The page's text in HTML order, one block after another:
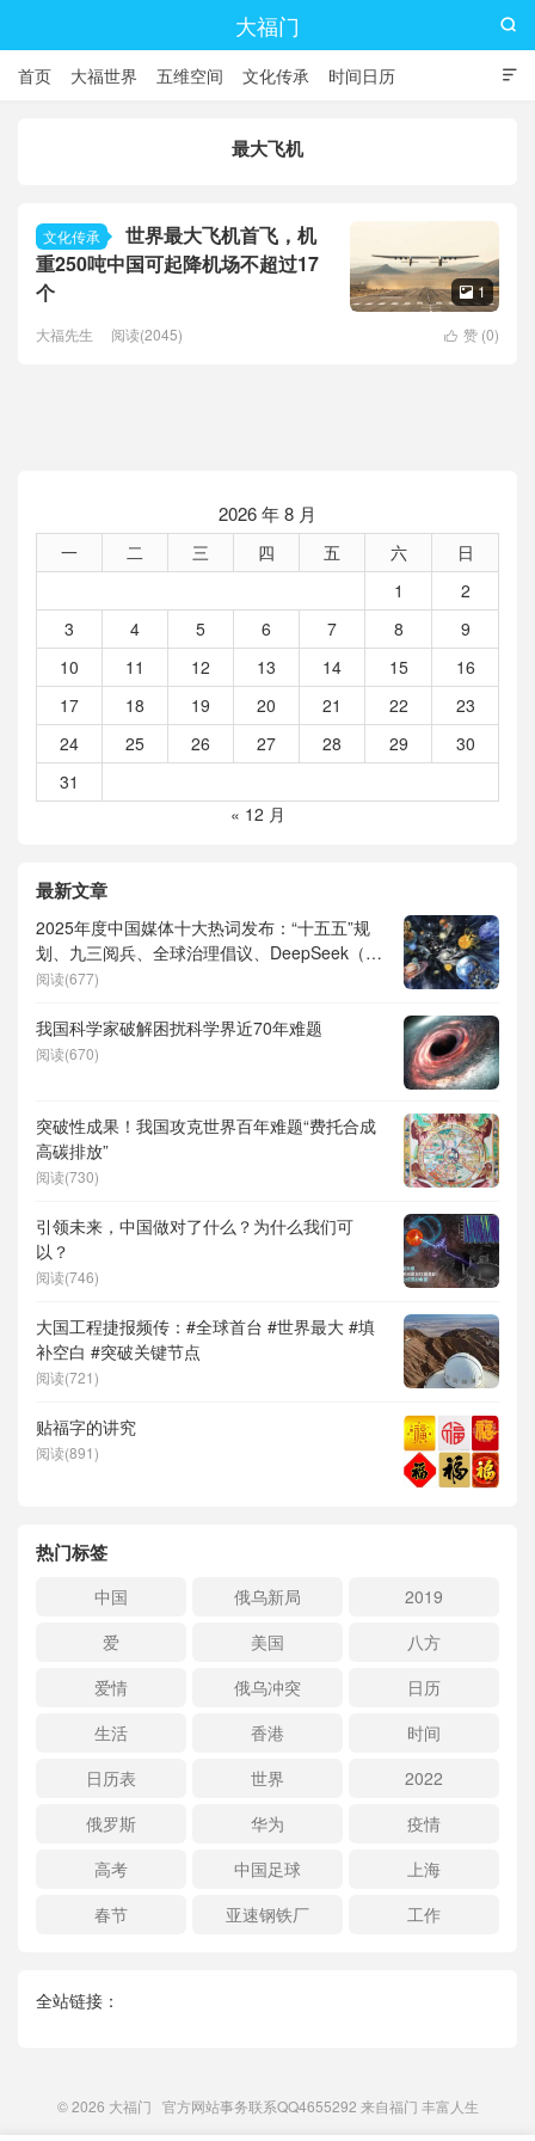
大福门

首页 大福世界 五维空间 文化传承 时间日历

最大飞机
文化传承
世界最大飞机首飞，机
重250吨中国可起降机场不超过17
个
 1
 赞 (0)
大福先生 阅读(2045)
2026 年 8 月
一 二 三 四 五 六
日
1
2
3
4 5 6 7 8
9
10
11 12 13 14 15
16
17
18 19 20 21 22
23
24
25 26 27 28 29
30
31
« 12 月
最新文章
2025年度中国媒体十大热词发布：“十五五”规
划、九三阅兵、全球治理倡议、DeepSeek（深
度求索）、人形机器人、苏超、票根经济、育
阅读(677)
我国科学家破解困扰科学界近70年难题
阅读(670)
突破性成果！我国攻克世界百年难题“费托合成
高碳排放”
阅读(730)
引领未来，中国做对了什么？为什么我们可
以？
阅读(746)
大国工程捷报频传：#全球首台 #世界最大 #填
补空白 #突破关键节点
阅读(721)
贴福字的讲究
阅读(891)
热门标签
中国 俄乌新局
2019
爱
美国
八方
爱情
俄乌冲突
日历
生活
香港
时间
日历表
世界
2022
俄罗斯
华为
疫情
高考
中国足球
上海
春节
亚速钢铁厂 工作
全站链接：
© 2026 大福门 官方网站事务联系QQ4655292 来自福门 丰富人生